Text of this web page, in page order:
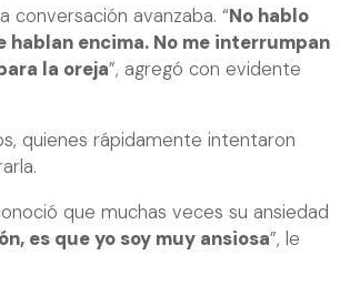
avanzaba. “No hablo
hablan encima. No me interrumpan
la oreja”, agregó con evidente
quienes rápidamente intentaron
que muchas veces su ansiedad
es que yo soy muy ansiosa”, le